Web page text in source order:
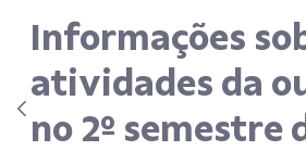
Informações
atividades da
no 2º semestre